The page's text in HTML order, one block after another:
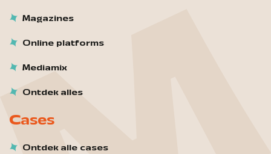
Magazines
Online platforms
Mediamix
Ontdek alles
Cases
Ontdek alle cases